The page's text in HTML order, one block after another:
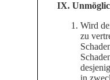
IX.
Wird
zu